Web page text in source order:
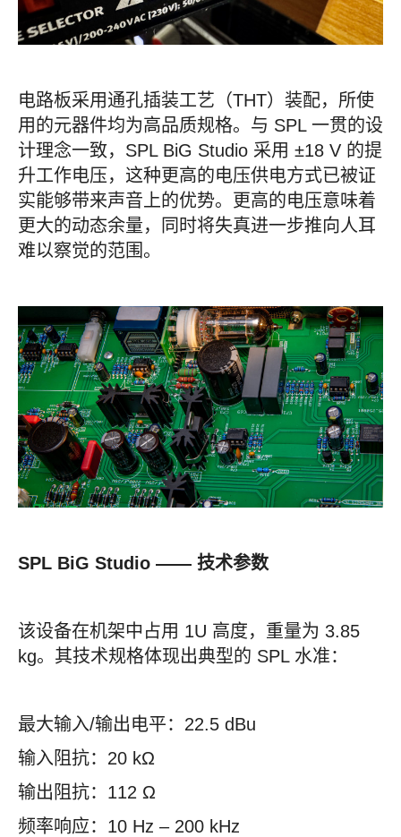
电路板采用通孔插装工艺（THT）装配，所使
用的元器件均为高品质规格。与 SPL 一贯的设
计理念一致，SPL BiG Studio 采用 ±18 V 的提
升工作电压，这种更高的电压供电方式已被证
实能够带来声音上的优势。更高的电压意味着
更大的动态余量，同时将失真进一步推向人耳
难以察觉的范围。
SPL BiG Studio —— 技术参数
该设备在机架中占用 1U 高度，重量为 3.85
kg。其技术规格体现出典型的 SPL 水准：
最大输入/输出电平：22.5 dBu
输入阻抗：20 kΩ
输出阻抗：112 Ω
频率响应：10 Hz – 200 kHz